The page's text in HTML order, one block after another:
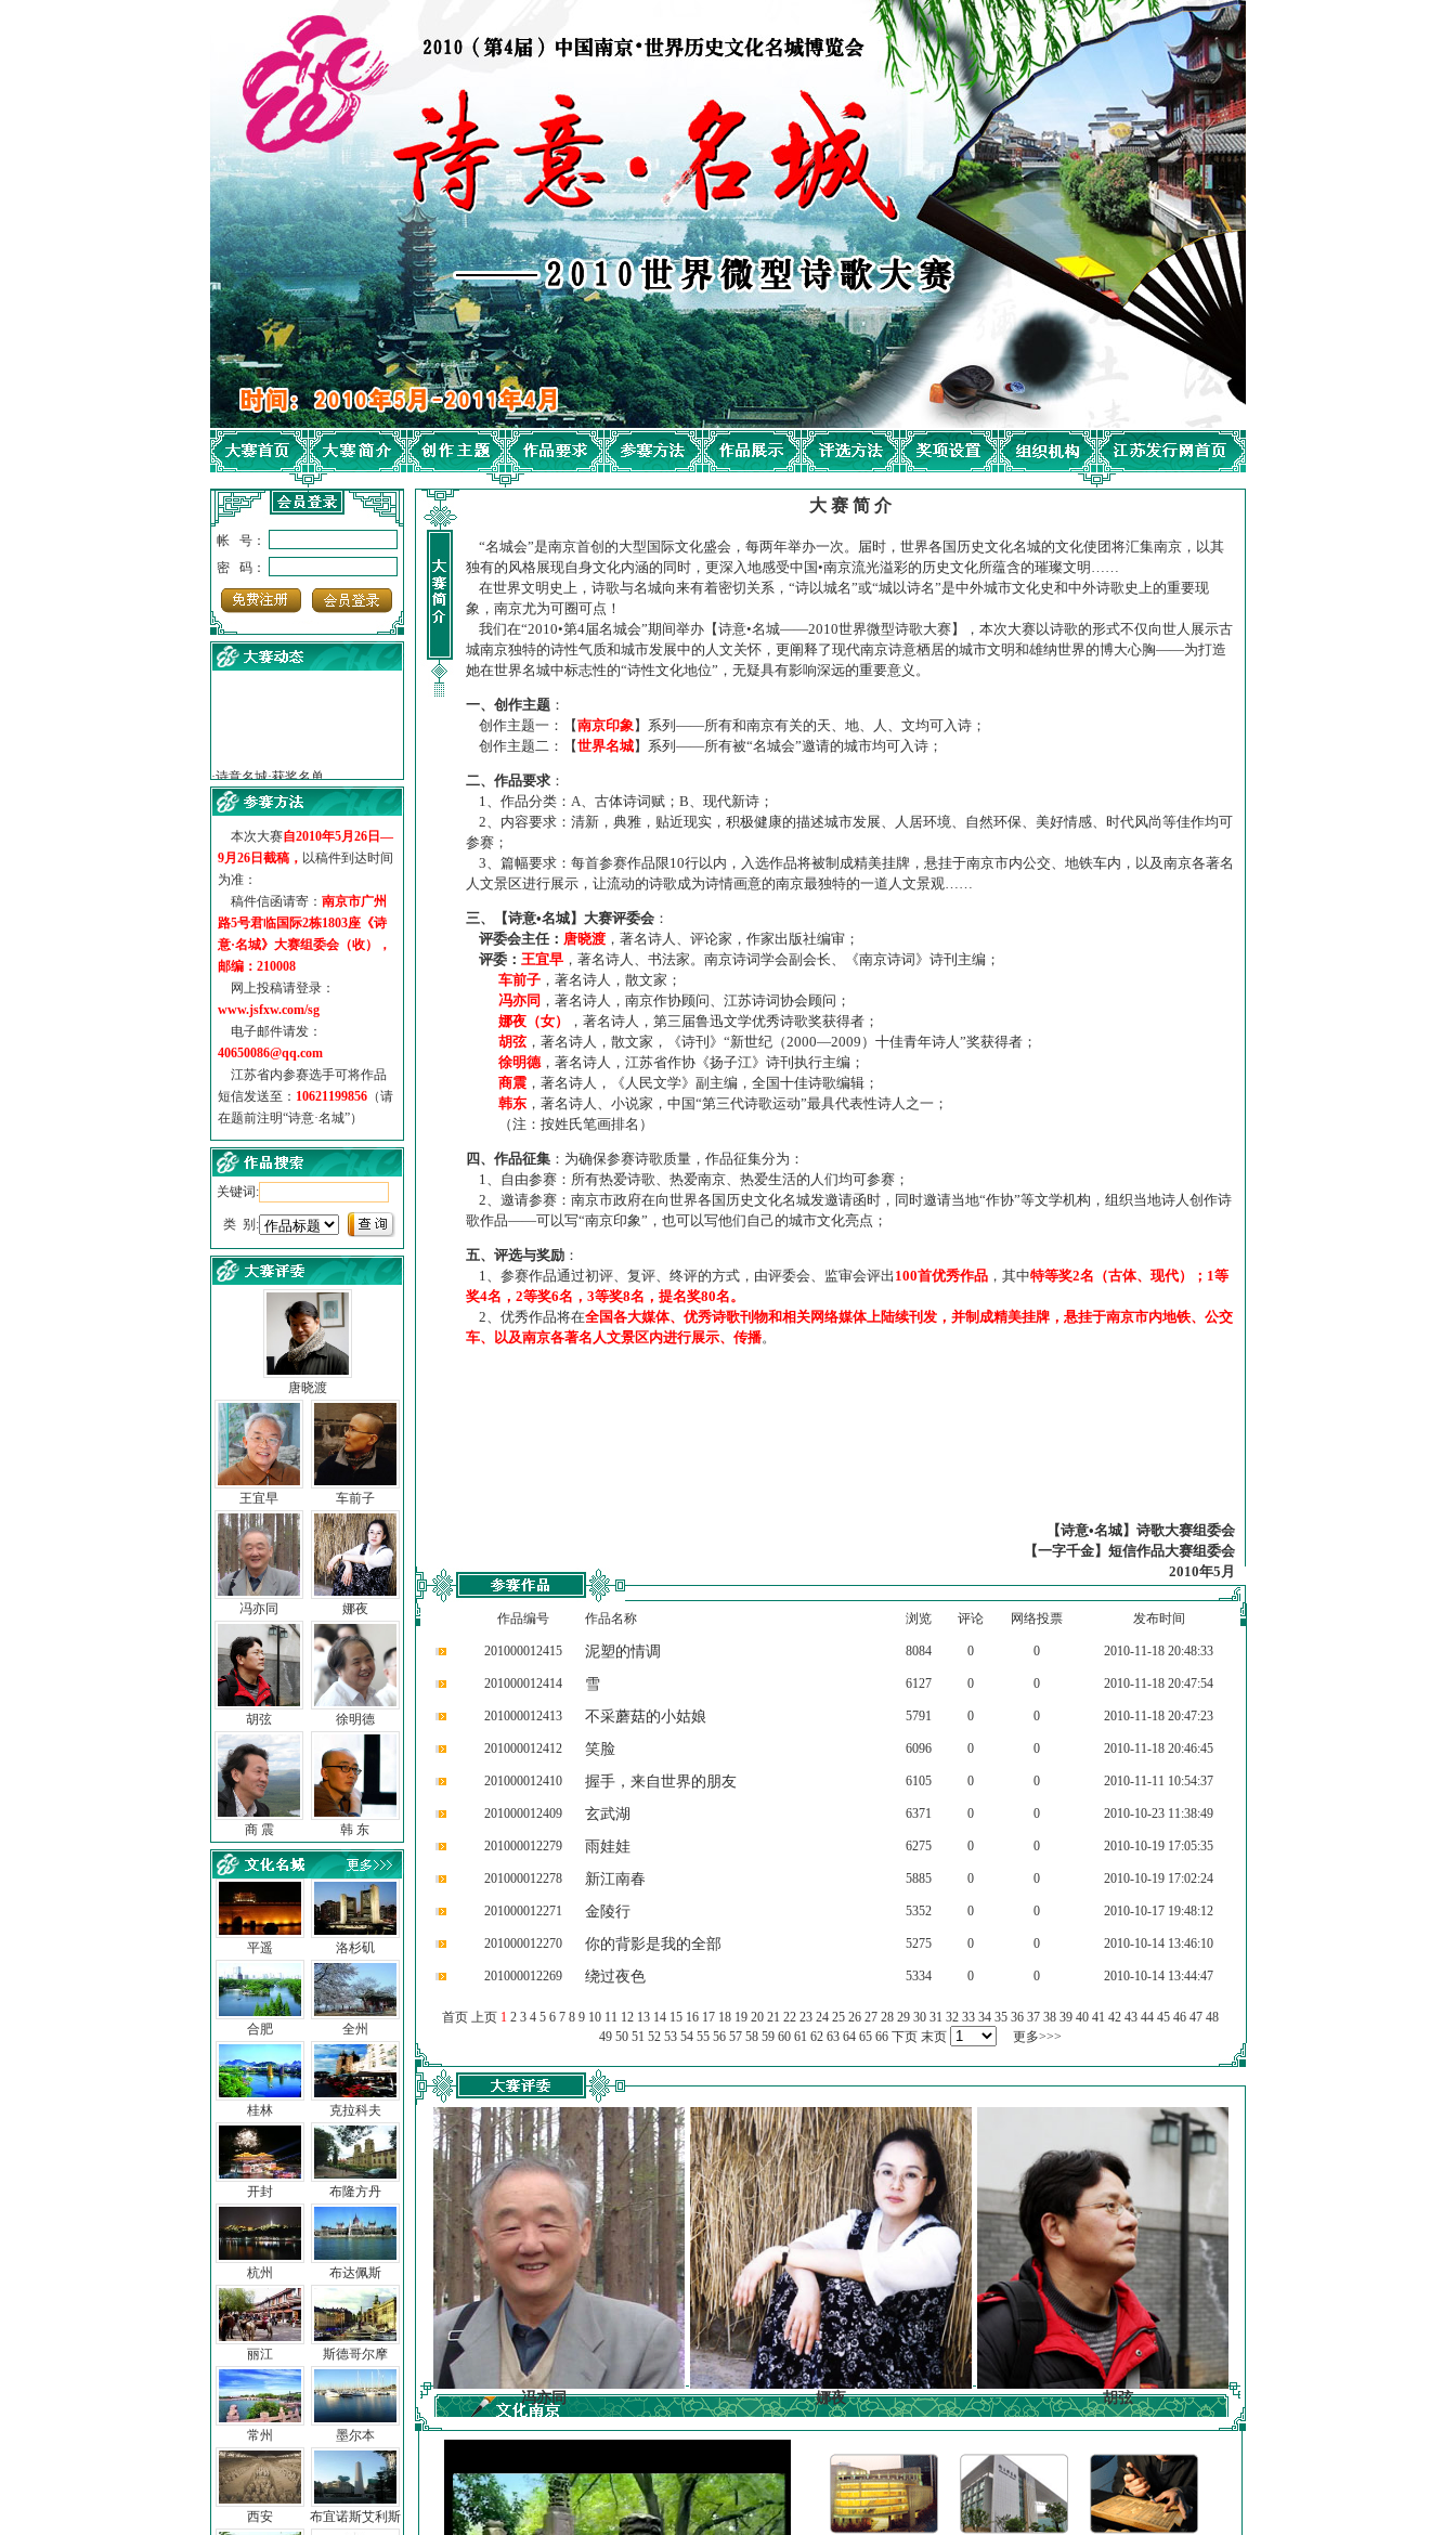
帐 号：
密 码：
·诗意名城·地铁时间
地铁完美呈现【诗意·名城...
参赛作品多达5000多首
“诗意·名城”晒诗会
特别通知--致广大诗词爱好...
本次大赛自2010年5月26日—
9月26日截稿， 以稿件到达时间
为准：
稿件信函请寄： 南京市广州
路5号君临国际2栋1803座《诗
意·名城》大赛组委会（收），
邮编：210008
网上投稿请登录：
www.jsfxw.com/sg
电子邮件请发：
40650086@qq.com
江苏省内参赛选手可将作品
短信发送至： 10621199856 （请
在题前注明“诗意·名城”）
关键词:
类 别:
唐晓渡
王宜早 车前子
冯亦同 娜夜
胡弦 徐明德
商 震 韩 东
平遥
合肥
桂林
开封
杭州
丽江
常州
西安
洛杉矶
全州
克拉科夫
布隆方丹
布达佩斯
斯德哥尔摩
墨尔本
布宜诺斯艾利斯
大 赛 简 介
“名城会”是南京首创的大型国际文化盛会，每两年举办一次。届时，世界各国历史文化名城的文化使团将汇集南京，以其
独有的风格展现自身文化内涵的同时，更深入地感受中国•南京流光溢彩的历史文化所蕴含的璀璨文明……
在世界文明史上，诗歌与名城向来有着密切关系，“诗以城名”或“城以诗名”是中外城市文化史和中外诗歌史上的重要现
象，南京尤为可圈可点！
我们在“2010•第4届名城会”期间举办【诗意•名城——2010世界微型诗歌大赛】，本次大赛以诗歌的形式不仅向世人展示古
城南京独特的诗性气质和城市发展中的人文关怀，更阐释了现代南京诗意栖居的城市文明和雄纳世界的博大心胸——为打造
她在世界名城中标志性的“诗性文化地位”，无疑具有影响深远的重要意义。
一、创作主题 ：
创作主题一：【南京印象】系列——所有和南京有关的天、地、人、文均可入诗；
创作主题二：【世界名城】系列——所有被“名城会”邀请的城市均可入诗；
二、作品要求 ：
1、作品分类：A、古体诗词赋；B、现代新诗；
2、内容要求：清新，典雅，贴近现实，积极健康的描述城市发展、人居环境、自然环保、美好情感、时代风尚等佳作均可
参赛；
3、篇幅要求：每首参赛作品限10行以内，入选作品将被制成精美挂牌，悬挂于南京市内公交、地铁车内，以及南京各著名
人文景区进行展示，让流动的诗歌成为诗情画意的南京最独特的一道人文景观……
三、【诗意•名城】大赛评委会 ：
评委会主任： 唐晓渡 ，著名诗人、评论家，作家出版社编审；
评委： 王宜早 ，著名诗人、书法家。南京诗词学会副会长、《南京诗词》诗刊主编；
车前子 ，著名诗人，散文家；
冯亦同 ，著名诗人，南京作协顾问、江苏诗词协会顾问；
娜夜（女）
，著名诗人，第三届鲁迅文学优秀诗歌奖获得者；
胡弦，著名诗人，散文家，《诗刊》“新世纪（2000—2009）十佳青年诗人”奖获得者；
徐明德，著名诗人，江苏省作协《扬子江》诗刊执行主编；
商震 ，著名诗人，《人民文学》副主编，全国十佳诗歌编辑；
韩东 ，著名诗人、小说家，中国“第三代诗歌运动”最具代表性诗人之一；
（注：按姓氏笔画排名）
四、作品征集 ：为确保参赛诗歌质量，作品征集分为：
1、自由参赛：所有热爱诗歌、热爱南京、热爱生活的人们均可参赛；
2、邀请参赛：南京市政府在向世界各国历史文化名城发邀请函时，同时邀请当地“作协”等文学机构，组织当地诗人创作诗
歌作品——可以写“南京印象”，也可以写他们自己的城市文化亮点；
五、评选与奖励 ：
1、参赛作品通过初评、复评、终评的方式，由评委会、监审会评出 100首优秀作品 ，其中特等奖2名（古体、现代）；1等
奖4名，2等奖6名，3等奖8名，提名奖80名。
2、优秀作品将在全国各大媒体、优秀诗歌刊物和相关网络媒体上陆续刊发，并制成精美挂牌，悬挂于南京市内地铁、公交
车、以及南京各著名人文景区内进行展示、传播。
【诗意•名城】诗歌大赛组委会
【一字千金】短信作品大赛组委会
2010年5月
作品编号 作品名称 浏览 评论 网络投票 发布时间
201000012415 泥塑的情调 8084 0 0 2010-11-18 20:48:33
201000012414 雪 6127 0 0 2010-11-18 20:47:54
201000012413 不采蘑菇的小姑娘 5791 0 0 2010-11-18 20:47:23
201000012412 笑脸 6096 0 0 2010-11-18 20:46:45
201000012410 握手，来自世界的朋友 6105 0 0 2010-11-11 10:54:37
201000012409 玄武湖 6371 0 0 2010-10-23 11:38:49
201000012279 雨娃娃 6275 0 0 2010-10-19 17:05:35
201000012278 新江南春 5885 0 0 2010-10-19 17:02:24
201000012271 金陵行 5352 0 0 2010-10-17 19:48:12
201000012270 你的背影是我的全部 5275 0 0 2010-10-14 13:46:10
201000012269 绕过夜色 5334 0 0 2010-10-14 13:44:47
首页 上页 1 2 3 4 5 6 7 8 9 10 11 12 13 14 15 16 17 18 19 20 21 22 23 24 25 26 27 28 29 30 31 32 33 34 35 36 37 38 39 40 41 42 43 44 45 46 47 48
49 50 51 52 53 54 55 56 57 58 59 60 61 62 63 64 65 66 下页 末页 更多>>>
冯亦同 娜夜 胡弦